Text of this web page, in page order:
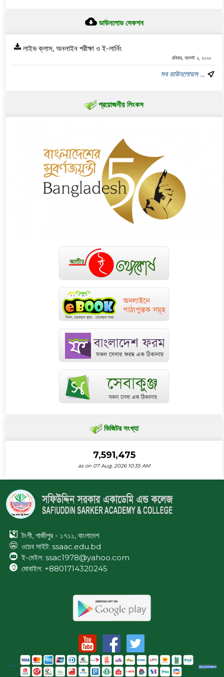
ডাউনলোড সেকশন
লাইভ ক্লাস, অনলাইন পরীক্ষা ও ই-লার্নিং
রবিবার, আগস্ট ২, ২০২০
সব ডাউনলোডস ...
প্রয়োজনীয় লিংকস
ভিজিটর সংখ্যা
7,591,475
as on 07 Aug, 2026 10:35 AM
টংগী, গাজীপুর - ১৭১১, বাংলাদেশ
ওয়েব সাইট: ssaac.edu.bd
ই-মেইল: ssac1978@yahoo.com
মোবাইল: +8801714320245